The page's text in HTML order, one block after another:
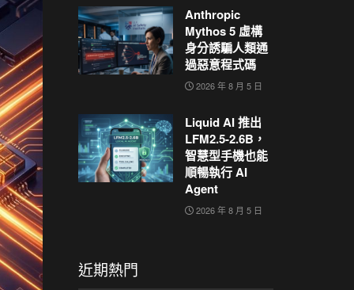
Anthropic
Mythos 5 虛構
身分誘騙人類通
過惡意程式碼
2026 年 8 月 5 日
Liquid AI 推出
LFM2.5-2.6B，
智慧型手機也能
順暢執行 AI
Agent
2026 年 8 月 5 日
近期熱門